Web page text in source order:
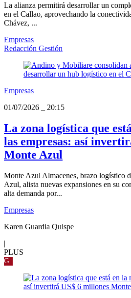
La alianza permitirá desarrollar un
en el Callao, aprovechando la
Chávez, ...
Empresas
Redacción Gestión
Empresas
01/07/2026
20:15
La zona logística que
las empresas: así
Monte Azul
Monte Azul Almacenes, brazo logístico
Azul, alista nuevas expansiones en su
alta demanda por...
Empresas
Karen Guardia Quispe
|
PLUS
G